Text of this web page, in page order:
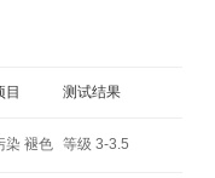
目 测试结果
染 褪色 等级 3-3.5